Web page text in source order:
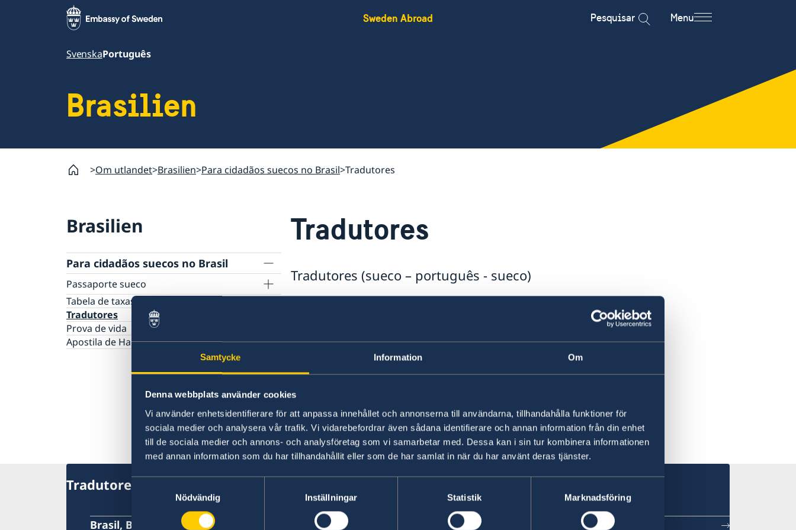
Samtycke Information Om
Denna webbplats använder cookies
Vi använder enhetsidentifierare för att anpassa innehållet och annonserna till användarna, tillhandahålla funktioner för
sociala medier och analysera vår trafik. Vi vidarebefordrar även sådana identifierare och annan information från din enhet
till de sociala medier och annons- och analysföretag som vi samarbetar med. Dessa kan i sin tur kombinera informationen
med annan information som du har tillhandahållit eller som de har samlat in när du har använt deras tjänster.
Nödvändig
Inställningar Statistik Marknadsföring
Sweden Abroad Pesquisar Menu
SvenskaPortuguês
Brasilien
Om utlandet Brasilien Para cidadãos suecos no Brasil Tradutores
Brasilien
Para cidadãos suecos no Brasil
Passaporte sueco
Renovação de passaporte para adultos
Renovação de passaporte sueco para menores
de 18 anos
Solicitação do primeiro passaporte sueco para
crianças menores de 18 anos
Número de coordenação
Tabela de taxas - Brasil
Tradutores
Prova de vida
Apostila de Haia
Tradutores
Tradutores (sueco – português - sueco)
Rio de Janeiro
Anna Nyström
Tel. +55 21 2554-9042, +55 21 98301-3999
E-mail:annacmn@terra.com.br
Tradutores
Brasil, Brasília